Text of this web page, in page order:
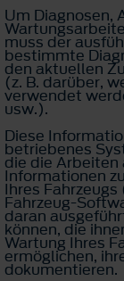
Um Diagnosen,
muss der
bestimmte
den aktuellen
(z. B. darüber,
verwendet
usw.).
Diese
betriebenes
die die Arbeiten
Informationen
Ihres
Fahrzeug-
daran
können, die
Wartung Ihres
ermöglichen,
dokumentieren.